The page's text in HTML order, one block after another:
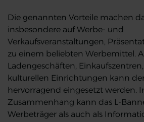
Die genannten Vorteile machen
insbesondere auf Werbe- und
Verkaufsveranstaltungen,
zu einem beliebten Werbemittel.
Ladengeschäften,
kulturellen Einrichtungen kann
hervorragend eingesetzt werden.
Zusammenhang kann das L-
Werbeträger als auch als